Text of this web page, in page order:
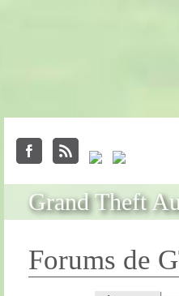
Grand Theft
Forums de